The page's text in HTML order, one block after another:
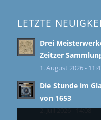
LETZTE
Drei
Zeitzer
1. August 2026 -
Die Stunde im
von 1653
2. Juli 2026 - 14:08